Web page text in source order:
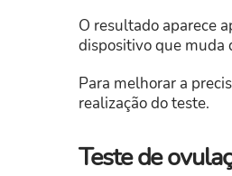
O resultado aparece
dispositivo que muda
Para melhorar a
realização do teste.
Teste de